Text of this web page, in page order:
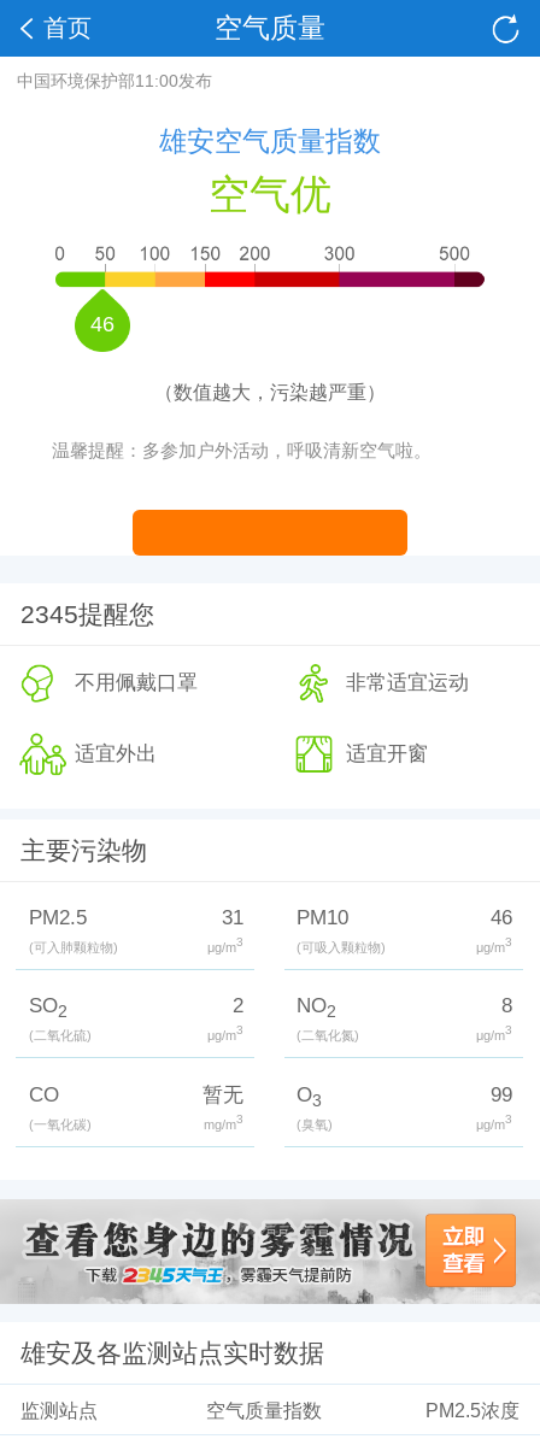
空气质量
首页
中国环境保护部11:00发布
雄安空气质量指数
空气优
46
（数值越大，污染越严重）
温馨提醒：多参加户外活动，呼吸清新空气啦。
2345提醒您
不用佩戴口罩 非常适宜运动
适宜外出 适宜开窗
主要污染物
PM2.5
(可入肺颗粒物)
31
μg/m3
PM10
(可吸入颗粒物)
46
μg/m3
SO2
(二氧化硫)
2
μg/m3
NO2
(二氧化氮)
8
μg/m3
CO
(一氧化碳)
暂无
mg/m3
O3
(臭氧)
99
μg/m3
雄安及各监测站点实时数据
监测站点 空气质量指数 PM2.5浓度